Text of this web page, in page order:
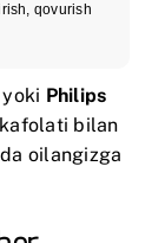
qovurish
yoki Philips
bilan
oilangizga